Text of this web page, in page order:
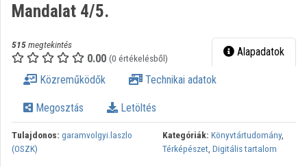
Közreműködők
Megjelenés:
Mandalat 4/5.
515megtekintés
0.00 (0 értékelésből) Alapadatok
Közreműködők Technikai adatok
Megosztás Letöltés
Tulajdonos: garamvolgyi.laszlo
(OSZK)
Kategóriák: Könyvtártudomány,
Térképészet, Digitális tartalom